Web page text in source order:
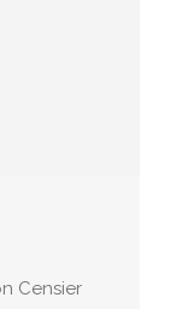
Censier